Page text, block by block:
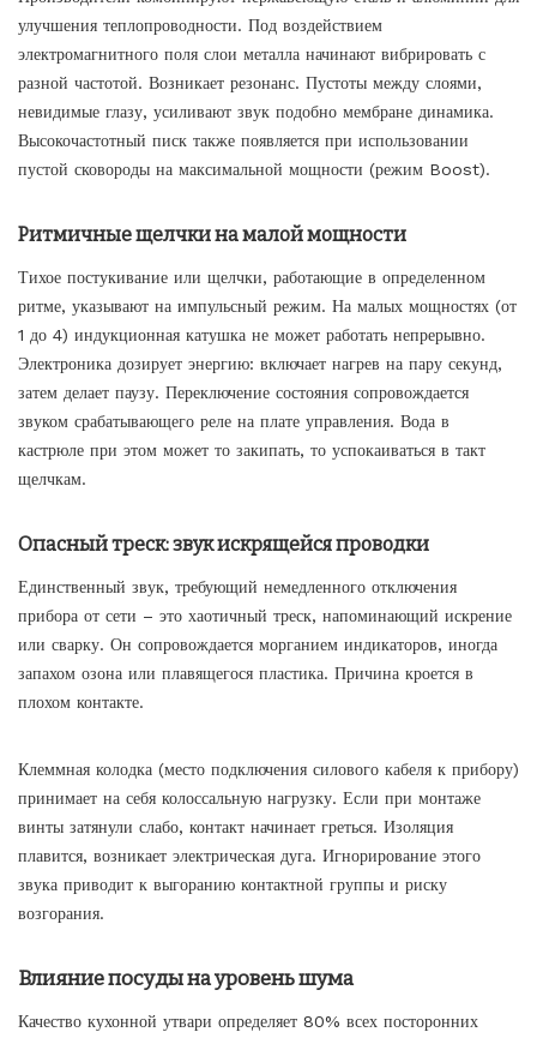
улучшения теплопроводности. Под воздействием
электромагнитного поля слои металла начинают вибрировать с
разной частотой. Возникает резонанс. Пустоты между слоями,
невидимые глазу, усиливают звук подобно мембране динамика.
Высокочастотный писк также появляется при использовании
пустой сковороды на максимальной мощности (режим Boost).
Ритмичные щелчки на малой мощности
Тихое постукивание или щелчки, работающие в определенном
ритме, указывают на импульсный режим. На малых мощностях (от
1 до 4) индукционная катушка не может работать непрерывно.
Электроника дозирует энергию: включает нагрев на пару секунд,
затем делает паузу. Переключение состояния сопровождается
звуком срабатывающего реле на плате управления. Вода в
кастрюле при этом может то закипать, то успокаиваться в такт
щелчкам.
Опасный треск: звук искрящейся проводки
Единственный звук, требующий немедленного отключения
прибора от сети – это хаотичный треск, напоминающий искрение
или сварку. Он сопровождается морганием индикаторов, иногда
запахом озона или плавящегося пластика. Причина кроется в
плохом контакте.
Клеммная колодка (место подключения силового кабеля к прибору)
принимает на себя колоссальную нагрузку. Если при монтаже
винты затянули слабо, контакт начинает греться. Изоляция
плавится, возникает электрическая дуга. Игнорирование этого
звука приводит к выгоранию контактной группы и риску
возгорания.
Влияние посуды на уровень шума
Качество кухонной утвари определяет 80% всех посторонних